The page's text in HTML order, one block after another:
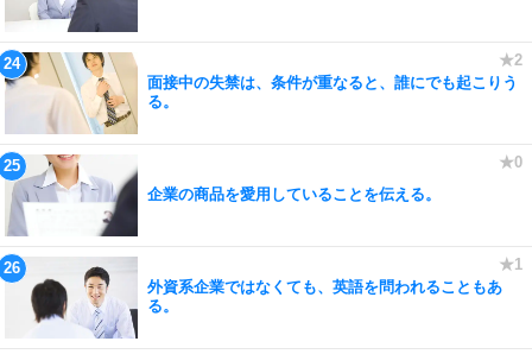
面接中の失禁は、条件が重なると、誰にでも起こりう
る。
企業の商品を愛用していることを伝える。
外資系企業ではなくても、英語を問われることもあ
る。